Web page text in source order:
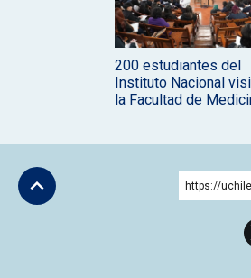
200 estudiantes del
Instituto Nacional
la Facultad de
https://